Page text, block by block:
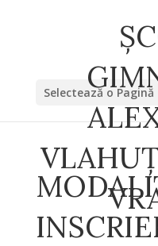
Selectează o Pagină